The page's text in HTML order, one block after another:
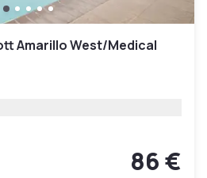
Amarillo West/Medical
86 €